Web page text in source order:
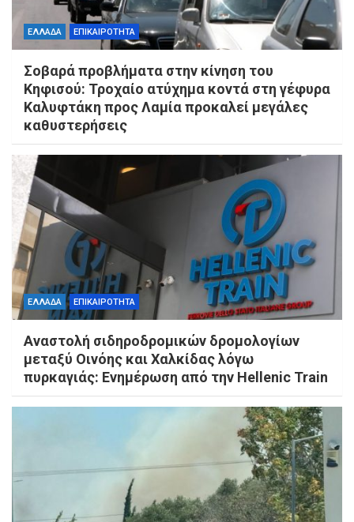
ΕΛΛΑΔΑ ΕΠΙΚΑΙΡΟΤΗΤΑ
Σοβαρά προβλήματα στην κίνηση του
Κηφισού: Τροχαίο ατύχημα κοντά στη γέφυρα
Καλυφτάκη προς Λαμία προκαλεί μεγάλες
καθυστερήσεις
ΕΛΛΑΔΑ ΕΠΙΚΑΙΡΟΤΗΤΑ
Αναστολή σιδηροδρομικών δρομολογίων
μεταξύ Οινόης και Χαλκίδας λόγω
πυρκαγιάς: Ενημέρωση από την Hellenic Train